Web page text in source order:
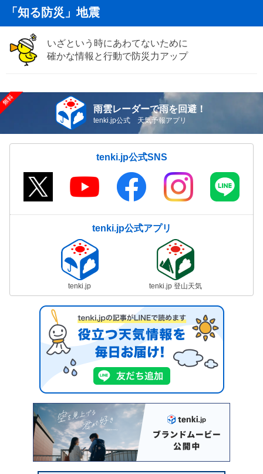
「知る防災」地震
いざという時にあわてないために
確かな情報と行動で防災力アップ
雨雲レーダーで雨を回避！
tenki.jp公式 天気予報アプリ
tenki.jp公式SNS
tenki.jp公式アプリ
tenki.jp tenki.jp 登山天気